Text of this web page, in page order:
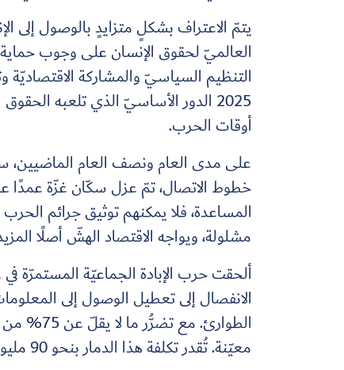
العالميّ لحقوق الإنسان على وجوب حماية
التنظيم السياسيّ والمشاركة
2025 الدور الأساسيّ الذي تلعبه
أوقات الحرب.
على مدى العام ونصف العام الماضيين،
خطوط الاتصال، تمّ عزل سكّان غزّة عمدًا
المساعدة، فلا يمكنهم توثيق جرائم
مشلولة، ويواجه الاقتصاد الهشّ أصلًا
ألحقت حرب الإبادة الجماعيّة المستمرّة في
الانفصال إلى تعطيل الوصول إلى
معيّنة. تُقدر تكلفة هذا الدمار بنحو 90 مليون دولار، باستثناء الأضرار التي لحقت بالمرافق تحت الأرض.